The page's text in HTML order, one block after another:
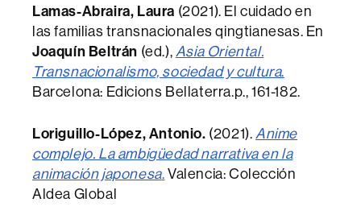
Lamas-Abraira, Laura (2021). El cuidado en
las familias transnacionales qingtianesas. En
Joaquín Beltrán (ed.), Asia Oriental.
Transnacionalismo, sociedad y cultura.
Barcelona: Edicions Bellaterra.p., 161-182.
Loriguillo-López, Antonio. (2021). Anime
complejo. La ambigüedad narrativa en la
animación japonesa.Valencia: Colección
Aldea Global